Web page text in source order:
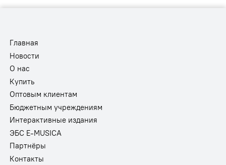
Главная
Новости
О нас
Купить
Оптовым клиентам
Бюджетным учреждениям
Интерактивные издания
ЭБС E-MUSICA
Партнёры
Контакты